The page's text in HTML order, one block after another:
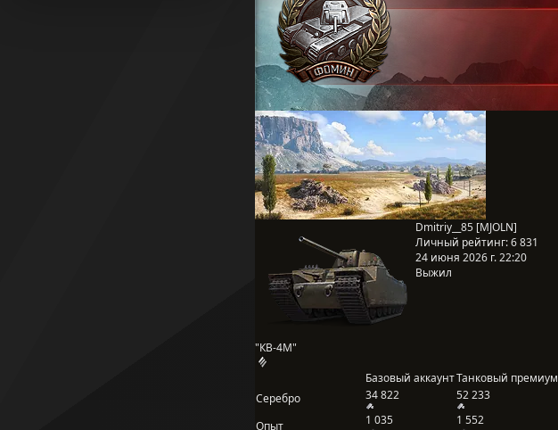
"КВ-4М"
Dmitriy__85 [MJOLN]
Личный рейтинг:6 831
24 июня 2026 г. 22:20
Выжил
Базовый аккаунтТанковый премиум
Серебро
34 822 52 233
Опыт 1 035
1 552